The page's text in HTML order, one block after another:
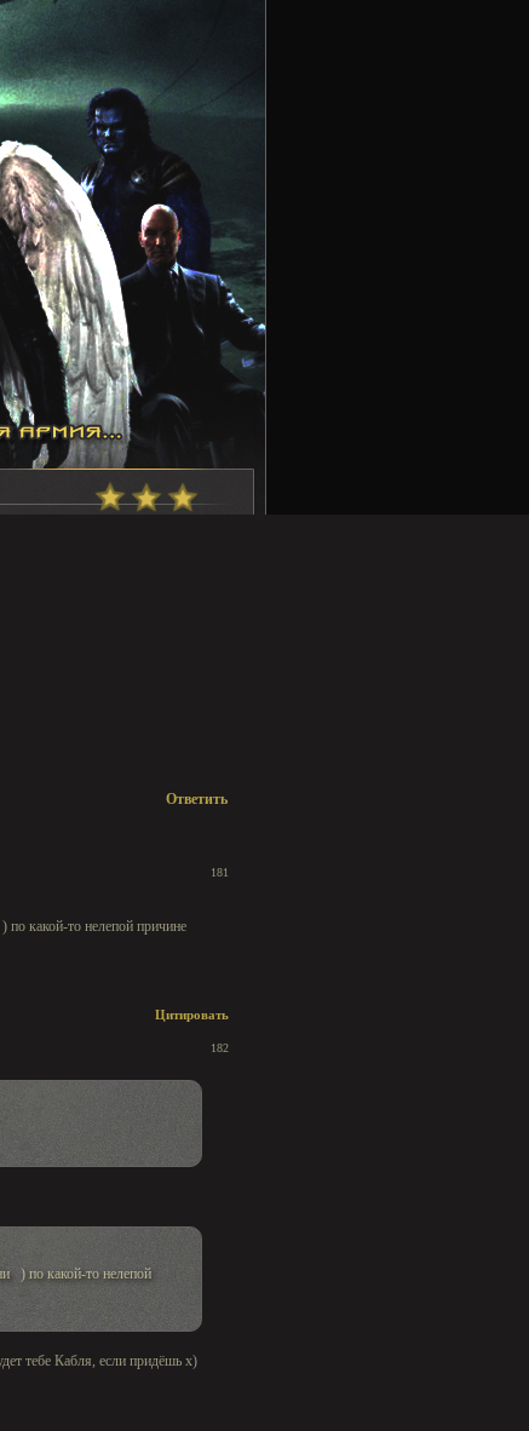
Ответить
181
) по какой-то нелепой причине
Цитировать
182
) по какой-то нелепой
тебе Кабля, если придёшь х)